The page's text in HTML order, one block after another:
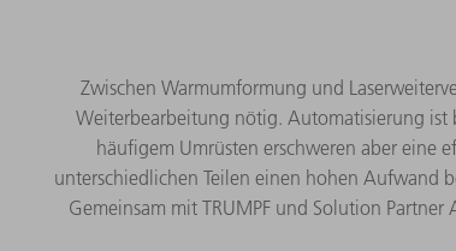
Zwischen Warmumformung und
Weiterbearbeitung nötig. Automatisierung ist
häufigem Umrüsten erschweren aber eine
unterschiedlichen Teilen einen hohen Aufwand
Gemeinsam mit TRUMPF und Solution